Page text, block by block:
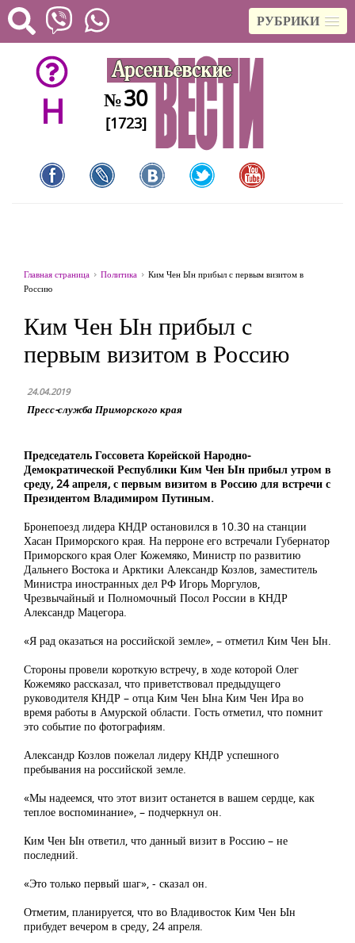
РУБРИКИ
H №30
[1723]
Главная страница Политика
Ким Чен Ын прибыл с первым визитом в
Россию
Ким Чен Ын прибыл с
первым визитом в Россию
24.04.2019
Пресс-служба Приморского края
Председатель Госсовета Корейской Народно-
Демократической Республики Ким Чен Ын прибыл утром в
среду, 24 апреля, с первым визитом в Россию для встречи с
Президентом Владимиром Путиным.
Бронепоезд лидера КНДР остановился в 10.30 на станции
Хасан Приморского края. На перроне его встречали Губернатор
Приморского края Олег Кожемяко, Министр по развитию
Дальнего Востока и Арктики Александр Козлов, заместитель
Министра иностранных дел РФ Игорь Моргулов,
Чрезвычайный и Полномочный Посол России в КНДР
Александр Мацегора.
«Я рад оказаться на российской земле», – отметил Ким Чен Ын.
Стороны провели короткую встречу, в ходе которой Олег
Кожемяко рассказал, что приветствовал предыдущего
руководителя КНДР – отца Ким Чен Ына Ким Чен Ира во
время работы в Амурской области. Гость отметил, что помнит
это событие по фотографиям.
Александр Козлов пожелал лидеру КНДР успешного
пребывания на российской земле.
«Мы надеемся, что этот визит останется в вашем сердце, как
теплое воспоминание», – подчеркнул он.
Ким Чен Ын ответил, что данный визит в Россию – не
последний.
«Это только первый шаг», - сказал он.
Отметим, планируется, что во Владивосток Ким Чен Ын
прибудет вечером в среду, 24 апреля.